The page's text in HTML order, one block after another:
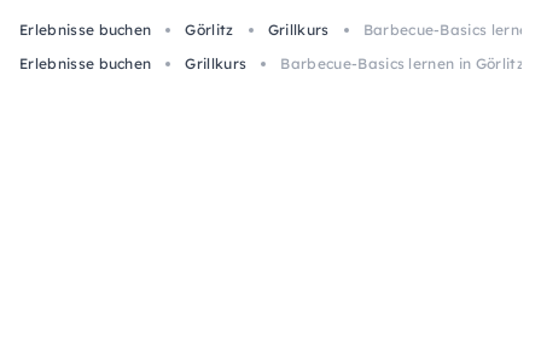
Erlebnisse buchen Görlitz Grillkurs
Barbecue-Basics
Erlebnisse buchen
Grillkurs Barbecue-Basics lernen in Görlitz